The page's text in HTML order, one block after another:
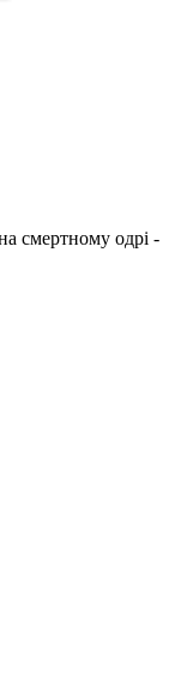
смертному одрі -